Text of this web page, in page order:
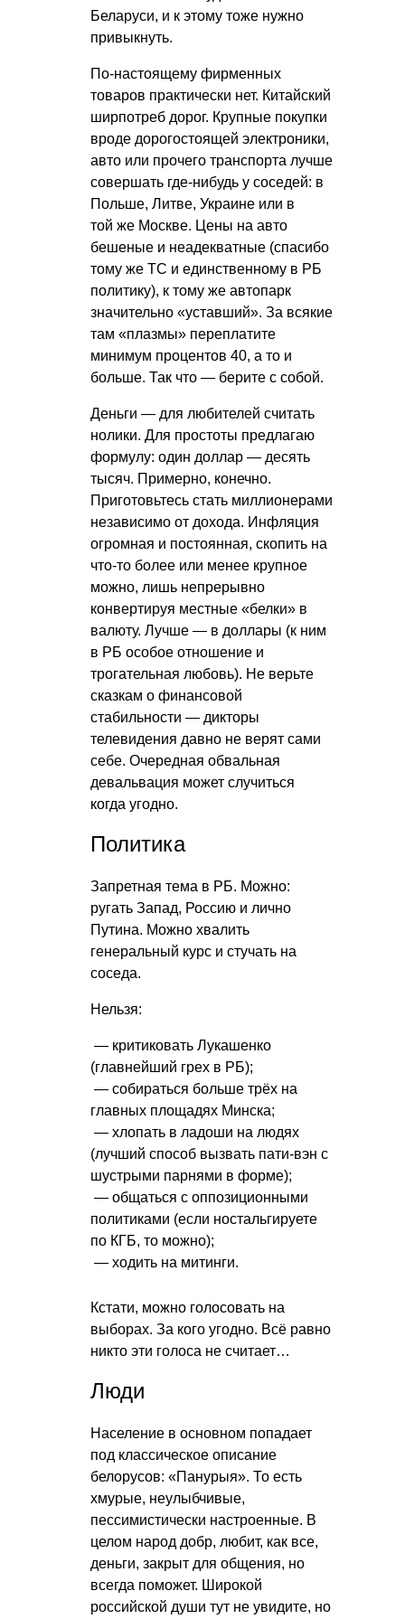
Беларуси, и к этому тоже нужно
привыкнуть.
По-настоящему фирменных
товаров практически нет. Китайский
ширпотреб дорог. Крупные покупки
вроде дорогостоящей электроники,
авто или прочего транспорта лучше
совершать где-нибудь у соседей: в
Польше, Литве, Украине или в
той же Москве. Цены на авто
бешеные и неадекватные (спасибо
тому же ТС и единственному в РБ
политику), к тому же автопарк
значительно «уставший». За всякие
там «плазмы» переплатите
минимум процентов 40, а то и
больше. Так что — берите с собой.
Деньги — для любителей считать
нолики. Для простоты предлагаю
формулу: один доллар — десять
тысяч. Примерно, конечно.
Приготовьтесь стать миллионерами
независимо от дохода. Инфляция
огромная и постоянная, скопить на
что-то более или менее крупное
можно, лишь непрерывно
конвертируя местные «белки» в
валюту. Лучше — в доллары (к ним
в РБ особое отношение и
трогательная любовь). Не верьте
сказкам о финансовой
стабильности — дикторы
телевидения давно не верят сами
себе. Очередная обвальная
девальвация может случиться
когда угодно.
Политика
Запретная тема в РБ. Можно:
ругать Запад, Россию и лично
Путина. Можно хвалить
генеральный курс и стучать на
соседа.
Нельзя:
— критиковать Лукашенко
(главнейший грех в РБ);
— собираться больше трёх на
главных площадях Минска;
— хлопать в ладоши на людях
(лучший способ вызвать пати-вэн с
шустрыми парнями в форме);
— общаться с оппозиционными
политиками (если ностальгируете
по КГБ, то можно);
— ходить на митинги.
Кстати, можно голосовать на
выборах. За кого угодно. Всё равно
никто эти голоса не считает…
Люди
Население в основном попадает
под классическое описание
белорусов: «Панурыя». То есть
хмурые, неулыбчивые,
пессимистически настроенные. В
целом народ добр, любит, как все,
деньги, закрыт для общения, но
всегда поможет. Широкой
российской души тут не увидите, но